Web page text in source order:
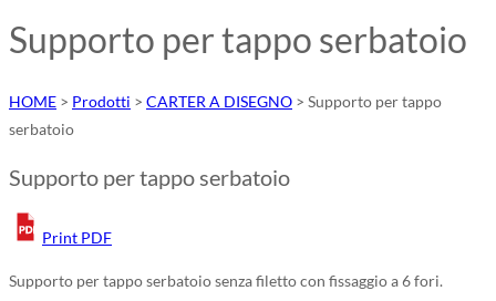
Supporto per tappo serbatoio
HOME > Prodotti > CARTER A DISEGNO > Supporto per tappo
serbatoio
Supporto per tappo serbatoio
Print PDF
Supporto per tappo serbatoio senza filetto con fissaggio a 6 fori.